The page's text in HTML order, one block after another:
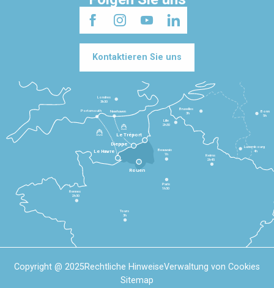
Kontaktieren Sie uns
Le Havre
Dieppe
Le Tréport
Rennes
2h30
Tours
3h
Paris
1h30
Beauvais
1h
Reims
2h45
Lille
2h30
Bruxelles
3h
Londres
3h30
Newhaven
Portsmouth
Bonn
5h
Luxembourg
4h
Rouen
Copyright @ 2025Rechtliche HinweiseVerwaltung von Cookies
Sitemap